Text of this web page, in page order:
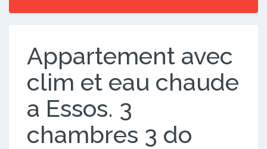
Appartement avec
clim et eau chaude
a Essos. 3
chambres 3 do